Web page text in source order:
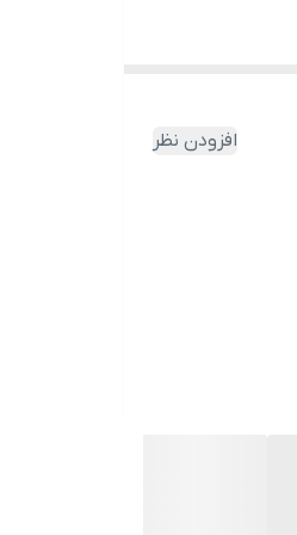
افزودن نظر